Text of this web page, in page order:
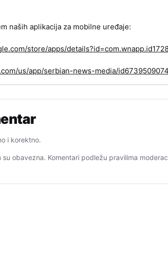
naših aplikacija za mobilne uređaje:
store/apps/
us/app/serbian-news-media/id6739509074
i korektno.
obavezna. Komentari podležu pravilima